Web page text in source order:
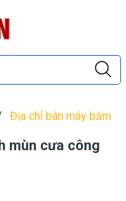
Địa chỉ bán máy băm
mùn cưa công